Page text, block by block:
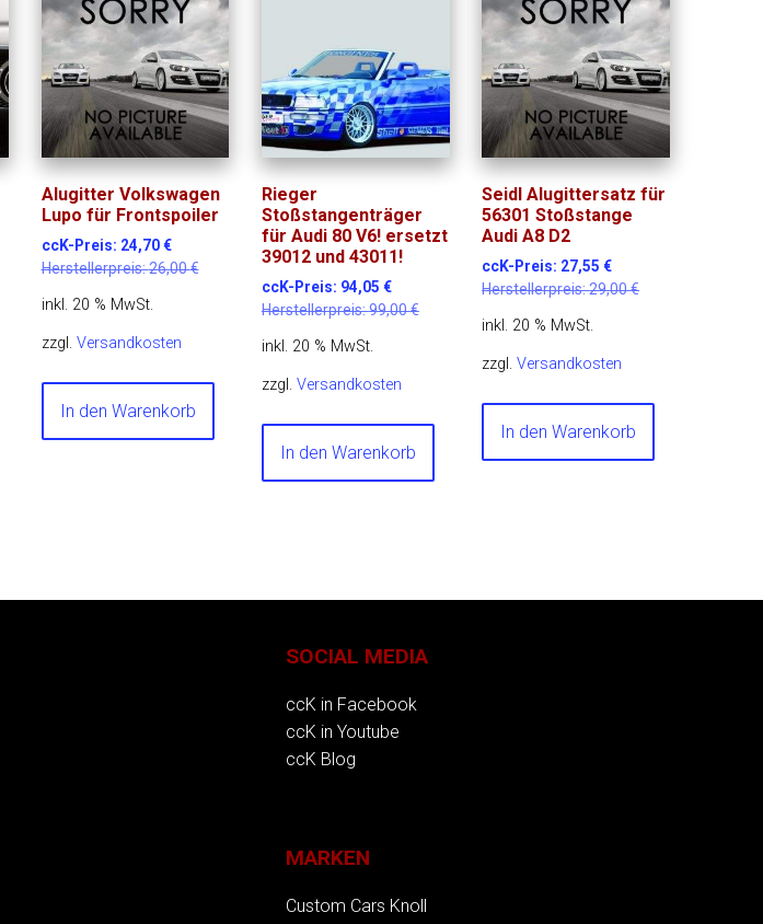
Alugitter Volkswagen
Lupo für Frontspoiler
ccK-Preis: 24,70€
Herstellerpreis:26,00€
inkl. 20 % MwSt.
zzgl. Versandkosten
In den Warenkorb
Rieger
Stoßstangenträger
für Audi 80 V6! ersetzt
39012 und 43011!
ccK-Preis: 94,05 €
Herstellerpreis:99,00€
inkl. 20 % MwSt.
zzgl. Versandkosten
In den Warenkorb
Seidl Alugittersatz für
56301 Stoßstange
Audi A8 D2
ccK-Preis: 27,55€
Herstellerpreis:29,00€
inkl. 20 % MwSt.
zzgl.Versandkosten
In den Warenkorb
SOCIAL MEDIA
ccK in Facebook
ccK in Youtube
ccK Blog
MARKEN
Custom Cars Knoll